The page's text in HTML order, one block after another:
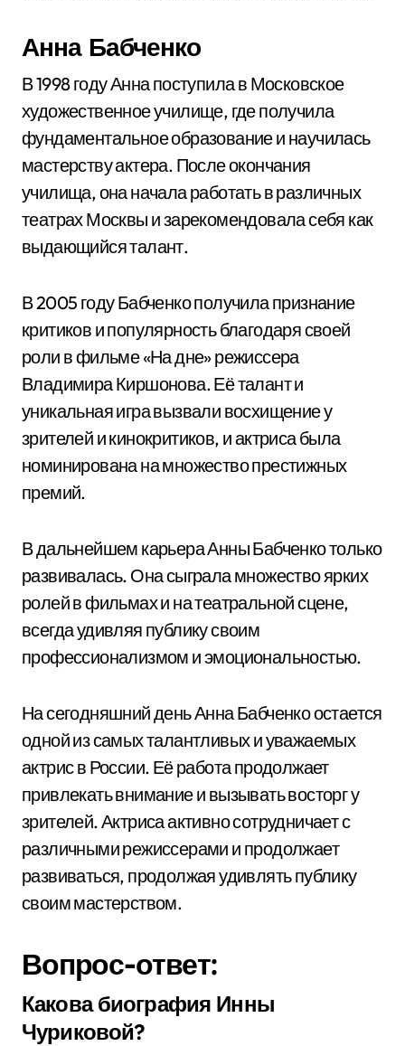
Анна Бабченко
В 1998 году Анна поступила в Московское
художественное училище, где получила
фундаментальное образование и научилась
мастерству актера. После окончания
училища, она начала работать в различных
театрах Москвы и зарекомендовала себя как
выдающийся талант.
В 2005 году Бабченко получила признание
критиков и популярность благодаря своей
роли в фильме «На дне» режиссера
Владимира Киршонова. Её талант и
уникальная игра вызвали восхищение у
зрителей и кинокритиков, и актриса была
номинирована на множество престижных
премий.
В дальнейшем карьера Анны Бабченко только
развивалась. Она сыграла множество ярких
ролей в фильмах и на театральной сцене,
всегда удивляя публику своим
профессионализмом и эмоциональностью.
На сегодняшний день Анна Бабченко остается
одной из самых талантливых и уважаемых
актрис в России. Её работа продолжает
привлекать внимание и вызывать восторг у
зрителей. Актриса активно сотрудничает с
различными режиссерами и продолжает
развиваться, продолжая удивлять публику
своим мастерством.
Вопрос-ответ:
Какова биография Инны
Чуриковой?